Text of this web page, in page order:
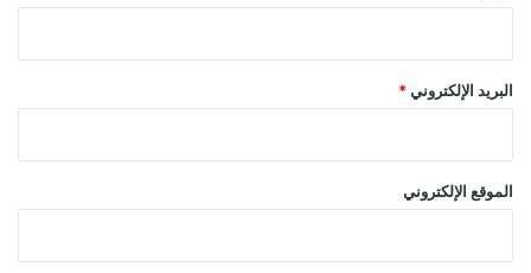
البريد الإلكتروني *
الموقع الإلكتروني